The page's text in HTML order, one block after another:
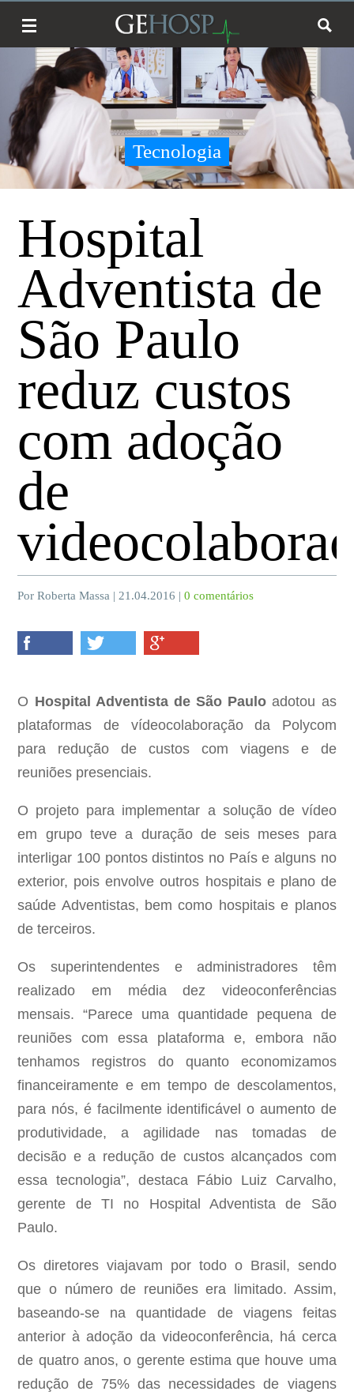
Tecnologia
Hospital
Adventista de
São Paulo
reduz custos
com adoção
de
Por Roberta Massa | 21.04.2016 |0 comentários
O Hospital Adventista de São Paulo adotou as
plataformas de vídeocolaboração da Polycom
para redução de custos com viagens e de
reuniões presenciais.
O projeto para implementar a solução de vídeo
em grupo teve a duração de seis meses para
interligar 100 pontos distintos no País e alguns no
exterior, pois envolve outros hospitais e plano de
saúde Adventistas, bem como hospitais e planos
de terceiros.
Os superintendentes e administradores têm
realizado em média dez videoconferências
mensais. “Parece uma quantidade pequena de
reuniões com essa plataforma e, embora não
tenhamos registros do quanto economizamos
financeiramente e em tempo de descolamentos,
para nós, é facilmente identificável o aumento de
produtividade, a agilidade nas tomadas de
decisão e a redução de custos alcançados com
essa tecnologia”, destaca Fábio Luiz Carvalho,
gerente de TI no Hospital Adventista de São
Paulo.
Os diretores viajavam por todo o Brasil, sendo
que o número de reuniões era limitado. Assim,
baseando-se na quantidade de viagens feitas
anterior à adoção da videoconferência, há cerca
de quatro anos, o gerente estima que houve uma
redução de 75% das necessidades de viagens